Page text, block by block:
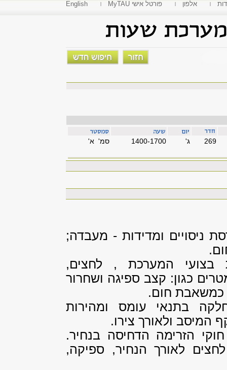
English MyTAU פורטל אישי אלפון
סמ' א' 1400-1700 'ג 269
תרמודינמיקה (1); הנדסת ניסויים ומדידות - מעבדה;
בצועי המערכת , לחצים,
כגון: קצב ספיגה ושחרור
כמשאבת חום.
בתנאי עומס ומהירות
המיסב ולאורך צירו.
הזרימה הדחיסה בנחיר.
לחצים לאורך הנחיר, ספיקה,